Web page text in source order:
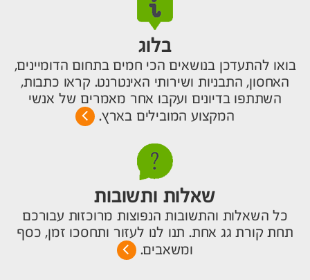
בלוג
בואו להתעדכן בנושאים הכי חמים בתחום הדומיינים,
האחסון, התבניות ושירותי האינטרנט. קראו כתבות,
השתתפו בדיונים ועקבו אחר מאמרים של אנשי
המקצוע המובילים בארץ.
שאלות ותשובות
כל השאלות והתשובות הנפוצות מרוכזות עבורכם
תחת קורת גג אחת. תנו לנו לעזור ותחסכו זמן, כסף
ומשאבים.